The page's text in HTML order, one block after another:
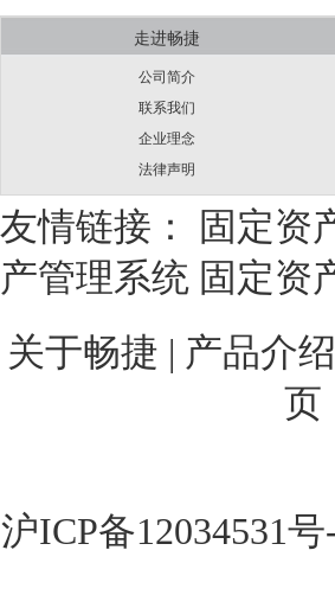
走进畅捷
公司简介
联系我们
企业理念
法律声明
友情链接： 固定资
产管理系统 固定资
关于畅捷 | 产品介
页
沪ICP备12034531号